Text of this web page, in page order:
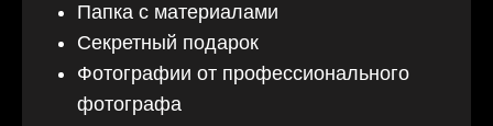
Папка с материалами
Секретный подарок
Фотографии от профессионального
фотографа